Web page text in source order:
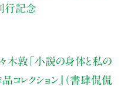
行記念
木敦 「小説の身体と私の
コレクション』（書肆侃侃